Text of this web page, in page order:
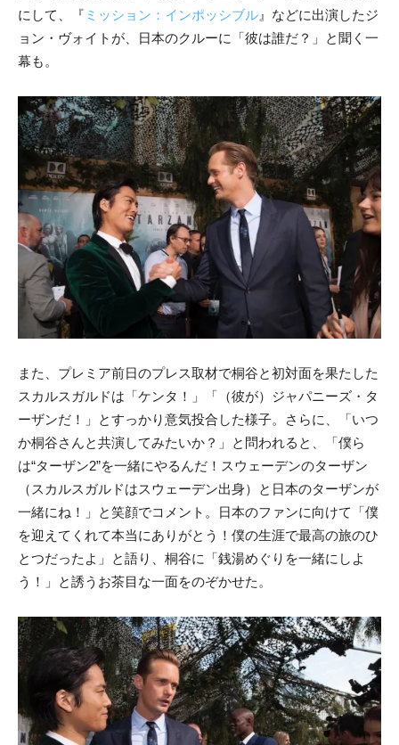
にして、『 ミッション：インポッシブル 』などに出演したジ
ョン・ヴォイトが、日本のクルーに「彼は誰だ？」と聞く一
幕も。
また、プレミア前日のプレス取材で桐谷と初対面を果たした
スカルスガルドは「ケンタ！」「（彼が）ジャパニーズ・タ
ーザンだ！」とすっかり意気投合した様子。さらに、「いつ
か桐谷さんと共演してみたいか？」と問われると、「僕ら
は“ターザン2”を一緒にやるんだ！スウェーデンのターザン
（スカルスガルドはスウェーデン出身）と日本のターザンが
一緒にね！」と笑顔でコメント。日本のファンに向けて「僕
を迎えてくれて本当にありがとう！僕の生涯で最高の旅のひ
とつだったよ」と語り、桐谷に「銭湯めぐりを一緒にしよ
う！」と誘うお茶目な一面をのぞかせた。